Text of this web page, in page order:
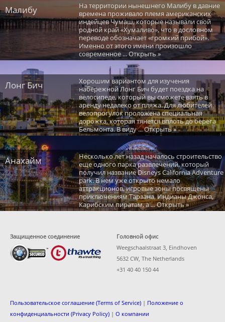
Малибу
На территории нынешнего Малибу в давние
времена проживало племя американских
индейцев Чумаш, которые называли свой
родной край «Хумаливо», что в дословном
переводе обозначает «громкий прибой».
Именно от этого имени произошло
современное ... Открыть »
Лонг Бич
Хорошим вариантом для изучения
набережной Лонг Бич будет поездка на
велосипеде, который вы сможете взять в
аренду недалеко от пляжа. Для любителей
велопрогулок проложена специальная
дорожка, которая тянется вплоть до берега
Бельмонта. В виду ... Открыть »
Анахайм
Несколько лет назад началось строительство
еще одного парка развлечений, который
получил название Disneys California Adventure
park. В нем уже открыто немало
аттракционов, игровые зоны посвящены
приключениям Тарзана, Индианы Джонса,
Карибским пиратам, а ... Открыть »
Защищенное соединение
Головной офис
Weegschaalstraat 3, Eindhoven
5632 CW, The Netherlands
+31 40 40 150 44
Пользовательское соглашение (Terms of Service) | Положение о
конфиденциальности (Privacy Policy) | О компании